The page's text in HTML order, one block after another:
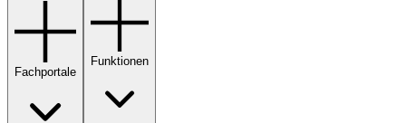
Fachportale
Funktionen